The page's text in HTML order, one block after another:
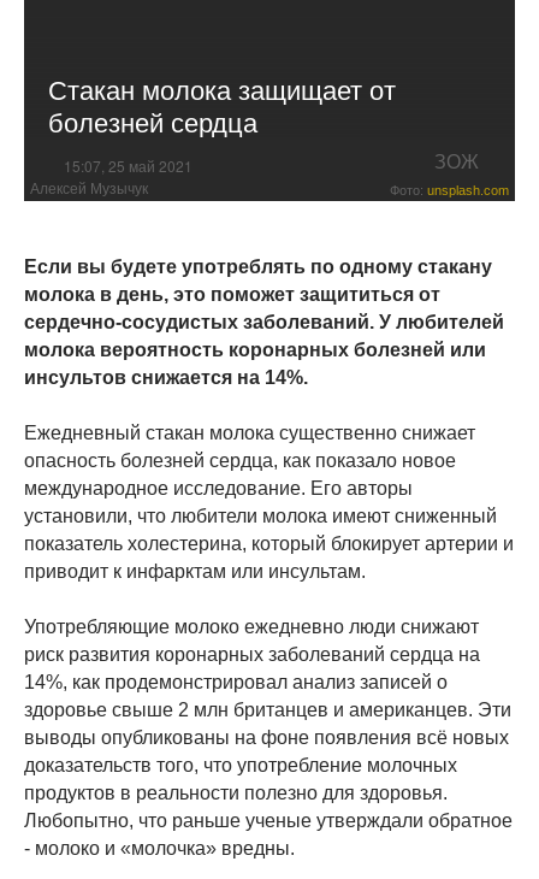
Стакан молока защищает от
болезней сердца
15:07, 25 май 2021 ЗОЖ
Алексей Музычук Фото: unsplash.com
Если вы будете употреблять по одному стакану
молока в день, это поможет защититься от
сердечно-сосудистых заболеваний. У любителей
молока вероятность коронарных болезней или
инсультов снижается на 14%.
Ежедневный стакан молока существенно снижает
опасность болезней сердца, как показало новое
международное исследование. Его авторы
установили, что любители молока имеют сниженный
показатель холестерина, который блокирует артерии и
приводит к инфарктам или инсультам.
Употребляющие молоко ежедневно люди снижают
риск развития коронарных заболеваний сердца на
14%, как продемонстрировал анализ записей о
здоровье свыше 2 млн британцев и американцев. Эти
выводы опубликованы на фоне появления всё новых
доказательств того, что употребление молочных
продуктов в реальности полезно для здоровья.
Любопытно, что раньше ученые утверждали обратное
- молоко и «молочка» вредны.